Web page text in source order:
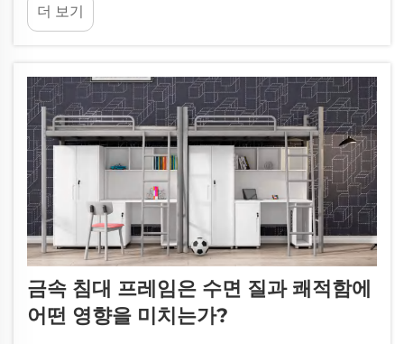
인 외관으로 인기가 높지만, 시간이 지나면서 종종
원치 않는 소음을 내기 시작한다. 이 소음이 ...
더 보기
금속 침대 프레임은 수면 질과 쾌적함에
어떤 영향을 미치는가?